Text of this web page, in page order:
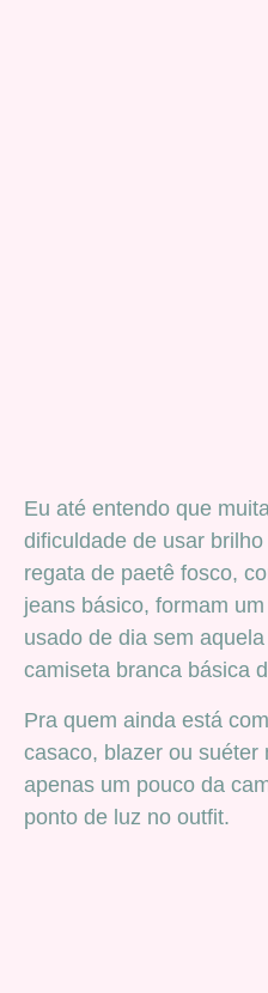
Eu até entendo que
dificuldade de usar
regata de paetê fosco,
jeans básico, formam
usado de dia sem
camiseta branca básica
Pra quem ainda está
casaco, blazer ou suéter
apenas um pouco da
ponto de luz no outfit.